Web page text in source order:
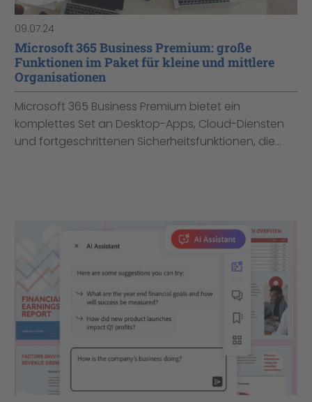
09.07.24
Microsoft 365 Business Premium: große
Funktionen im Paket für kleine und mittlere
Organisationen
Microsoft 365 Business Premium bietet ein
komplettes Set an Desktop-Apps, Cloud-Diensten
und fortgeschrittenen Sicherheitsfunktionen, die...